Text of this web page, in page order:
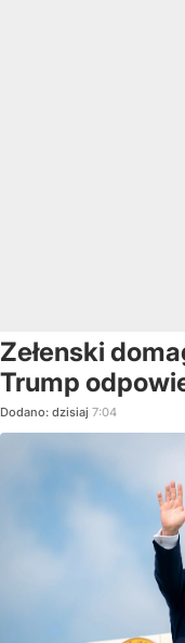
Zełenski
Trump
Dodano: dzisiaj 7:04